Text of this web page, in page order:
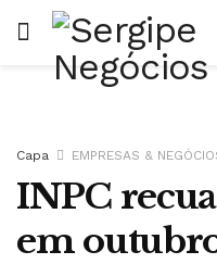
Capa EMPRESAS &
INPC
em